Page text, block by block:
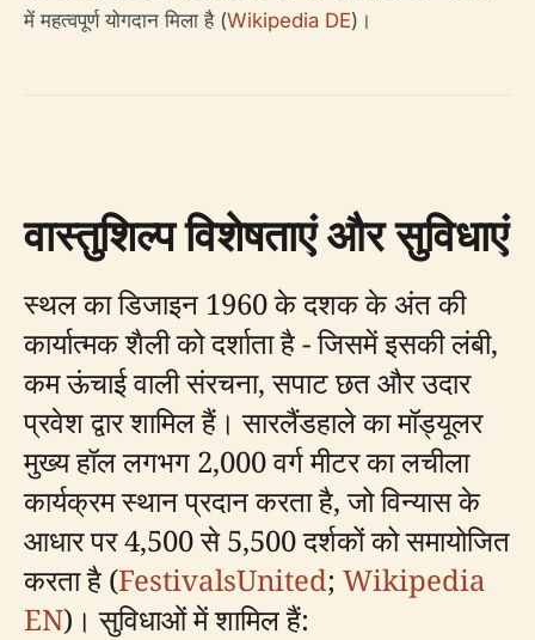
में महत्वपूर्ण योगदान मिला है (Wikipedia DE)।
वास्तुशिल्प विशेषताएं और सुविधाएं
स्थल का डिजाइन 1960 के दशक के अंत की
कार्यात्मक शैली को दर्शाता है - जिसमें इसकी लंबी,
कम ऊंचाई वाली संरचना, सपाट छत और उदार
प्रवेश द्वार शामिल हैं। सारलैंडहाले का मॉड्यूलर
मुख्य हॉल लगभग 2,000 वर्ग मीटर का लचीला
कार्यक्रम स्थान प्रदान करता है, जो विन्यास के
आधार पर 4,500 से 5,500 दर्शकों को समायोजित
करता है (FestivalsUnited; Wikipedia
EN)। सुविधाओं में शामिल हैं: